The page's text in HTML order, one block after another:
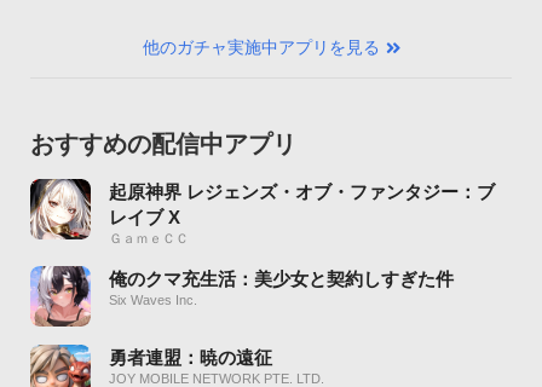
他のガチャ実施中アプリを見る
おすすめの配信中アプリ
起原神界 レジェンズ・オブ・ファンタジー：ブ
レイブ X
ＧａｍｅＣＣ
俺のクマ充生活：美少女と契約しすぎた件
Six Waves Inc.
勇者連盟：暁の遠征
JOY MOBILE NETWORK PTE. LTD.